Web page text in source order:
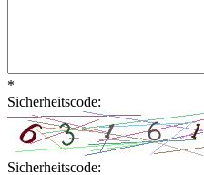
*
Sicherheitscode:
Sicherheitscode: